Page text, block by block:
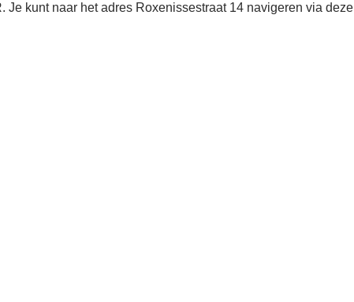
kunt naar het adres Roxenissestraat 14 navigeren via deze